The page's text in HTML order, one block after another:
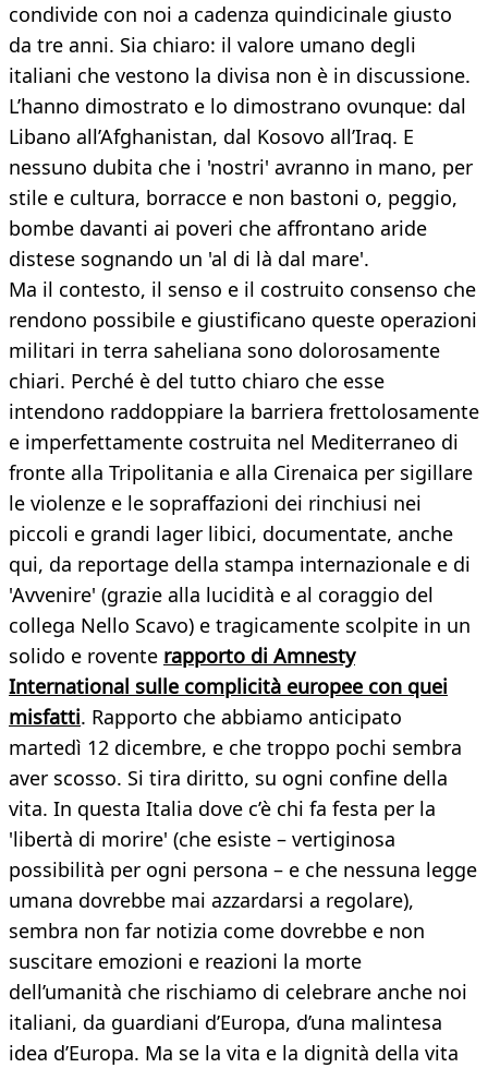
condivide con noi a cadenza quindicinale giusto
da tre anni. Sia chiaro: il valore umano degli
italiani che vestono la divisa non è in discussione.
L’hanno dimostrato e lo dimostrano ovunque: dal
Libano all’Afghanistan, dal Kosovo all’Iraq. E
nessuno dubita che i 'nostri' avranno in mano, per
stile e cultura, borracce e non bastoni o, peggio,
bombe davanti ai poveri che affrontano aride
distese sognando un 'al di là dal mare'.
Ma il contesto, il senso e il costruito consenso che
rendono possibile e giustificano queste operazioni
militari in terra saheliana sono dolorosamente
chiari. Perché è del tutto chiaro che esse
intendono raddoppiare la barriera frettolosamente
e imperfettamente costruita nel Mediterraneo di
fronte alla Tripolitania e alla Cirenaica per sigillare
le violenze e le sopraffazioni dei rinchiusi nei
piccoli e grandi lager libici, documentate, anche
qui, da reportage della stampa internazionale e di
'Avvenire' (grazie alla lucidità e al coraggio del
collega Nello Scavo) e tragicamente scolpite in un
solido e rovente rapporto di Amnesty
International sulle complicità europee con quei
misfatti. Rapporto che abbiamo anticipato
martedì 12 dicembre, e che troppo pochi sembra
aver scosso. Si tira diritto, su ogni confine della
vita. In questa Italia dove c’è chi fa festa per la
'libertà di morire' (che esiste – vertiginosa
possibilità per ogni persona – e che nessuna legge
umana dovrebbe mai azzardarsi a regolare),
sembra non far notizia come dovrebbe e non
suscitare emozioni e reazioni la morte
dell’umanità che rischiamo di celebrare anche noi
italiani, da guardiani d’Europa, d’una malintesa
idea d’Europa. Ma se la vita e la dignità della vita